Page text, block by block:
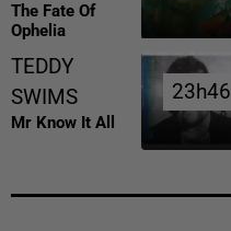
The Fate Of
Ophelia
TEDDY
SWIMS
Mr Know It All
23h46
23h46